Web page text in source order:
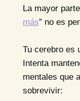
La mayor
más” no es
Tu cerebro es
Intenta
mentales que
sobrevivir: